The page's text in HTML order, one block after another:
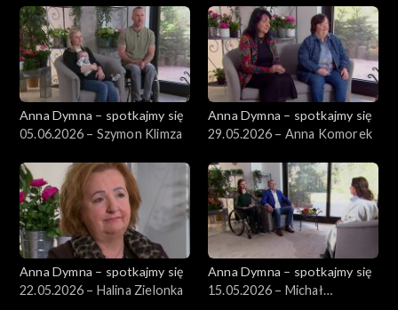
Anna Dymna – spotkajmy się
05.06.2026 – Szymon Klimza
Anna Dymna – spotkajmy się
29.05.2026 – Anna Komorek
Anna Dymna – spotkajmy się
22.05.2026 – Halina Zielonka
Anna Dymna – spotkajmy się
15.05.2026 – Michał